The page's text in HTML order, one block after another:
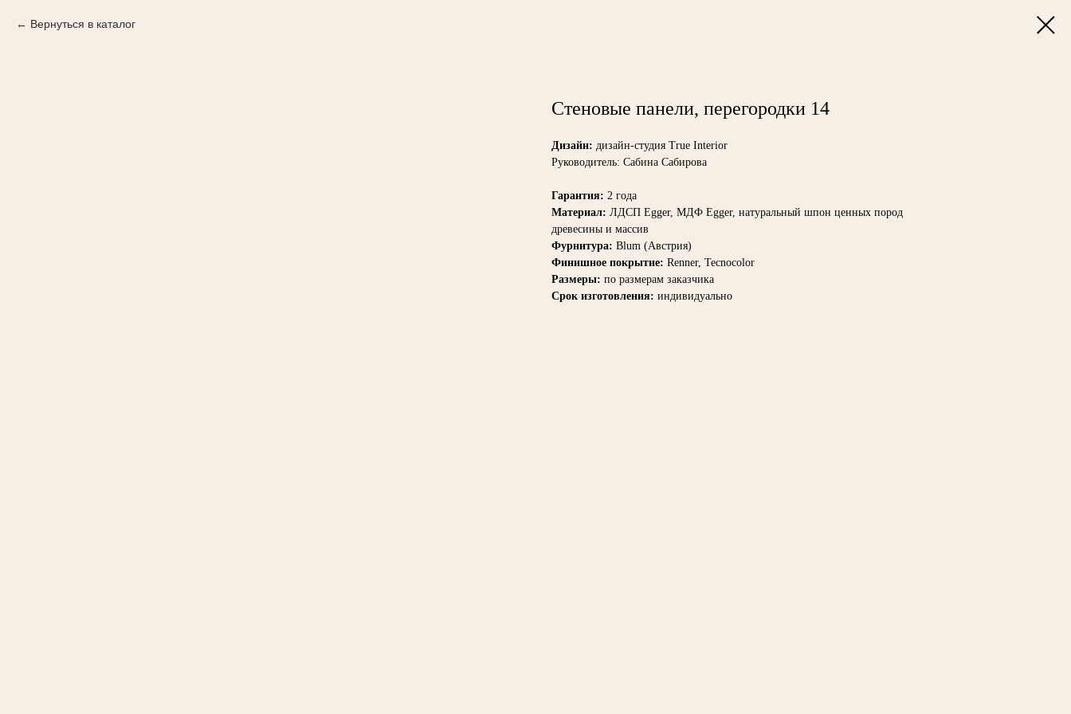
Вернуться в каталог
Стеновые панели, перегородки 14
Дизайн: дизайн-студия True Interior
Руководитель: Сабина Сабирова
Гарантия: 2 года
Материал: ЛДСП Egger, МДФ Egger, натуральный шпон ценных пород
древесины и массив
Фурнитура: Blum (Австрия)
Финишное покрытие: Renner, Tecnocolor
Размеры: по размерам заказчика
Срок изготовления: индивидуально